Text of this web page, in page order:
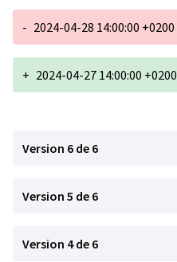
- 2024-04-28 14:00:00 +0200
+ 2024-04-27 14:00:00 +0200
Version 6 de 6
Version 5 de 6
Version 4 de 6